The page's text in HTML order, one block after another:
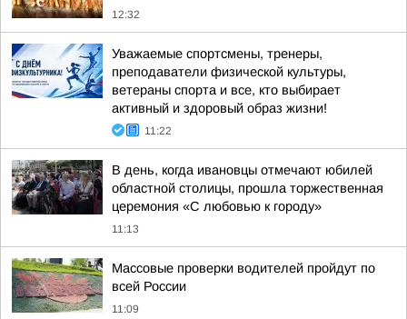
12:32
Уважаемые спортсмены, тренеры,
преподаватели физической культуры,
ветераны спорта и все, кто выбирает
активный и здоровый образ жизни!
11:22
В день, когда ивановцы отмечают юбилей
областной столицы, прошла торжественная
церемония «С любовью к городу»
11:13
Массовые проверки водителей пройдут по
всей России
11:09